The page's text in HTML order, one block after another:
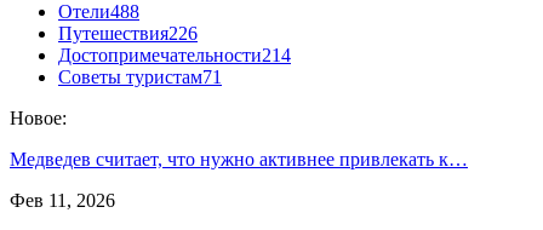
Отели488
Путешествия226
Достопримечательности214
Советы туристам71
Новое:
Медведев считает, что нужно активнее привлекать к…
Фев 11, 2026